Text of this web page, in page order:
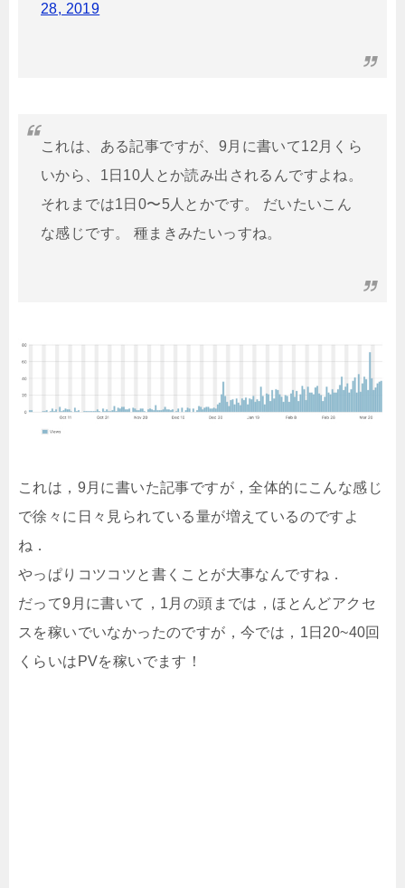
28, 2019
これは、ある記事ですが、9月に書いて12月くら
いから、1日10人とか読み出されるんですよね。
それまでは1日0〜5人とかです。 だいたいこん
な感じです。 種まきみたいっすね。
これは，9月に書いた記事ですが，全体的にこんな感じ
で徐々に日々見られている量が増えているのですよ
ね．
やっぱりコツコツと書くことが大事なんですね．
だって9月に書いて，1月の頭までは，ほとんどアクセ
スを稼いでいなかったのですが，今では，1日20~40回
くらいはPVを稼いでます！